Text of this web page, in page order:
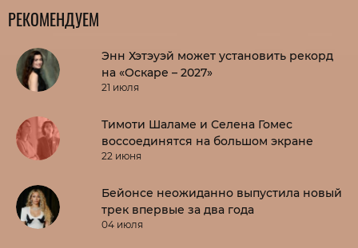
РЕКОМЕНДУЕМ
Энн Хэтэуэй может установить рекорд
на «Оскаре – 2027»
21 июля
Тимоти Шаламе и Селена Гомес
воссоединятся на большом экране
22 июня
Бейонсе неожиданно выпустила новый
трек впервые за два года
04 июля